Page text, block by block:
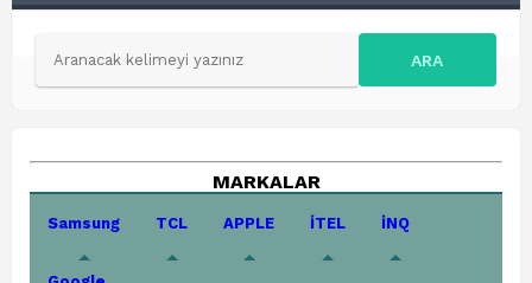
ARA
MARKALAR
Samsung TCL APPLE İTEL İNQ